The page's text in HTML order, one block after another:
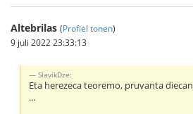
Altebrilas (Profiel tonen)
9 juli 2022 23:33:13
SlavikDze:
Eta herezeca teoremo, pruvanta
...